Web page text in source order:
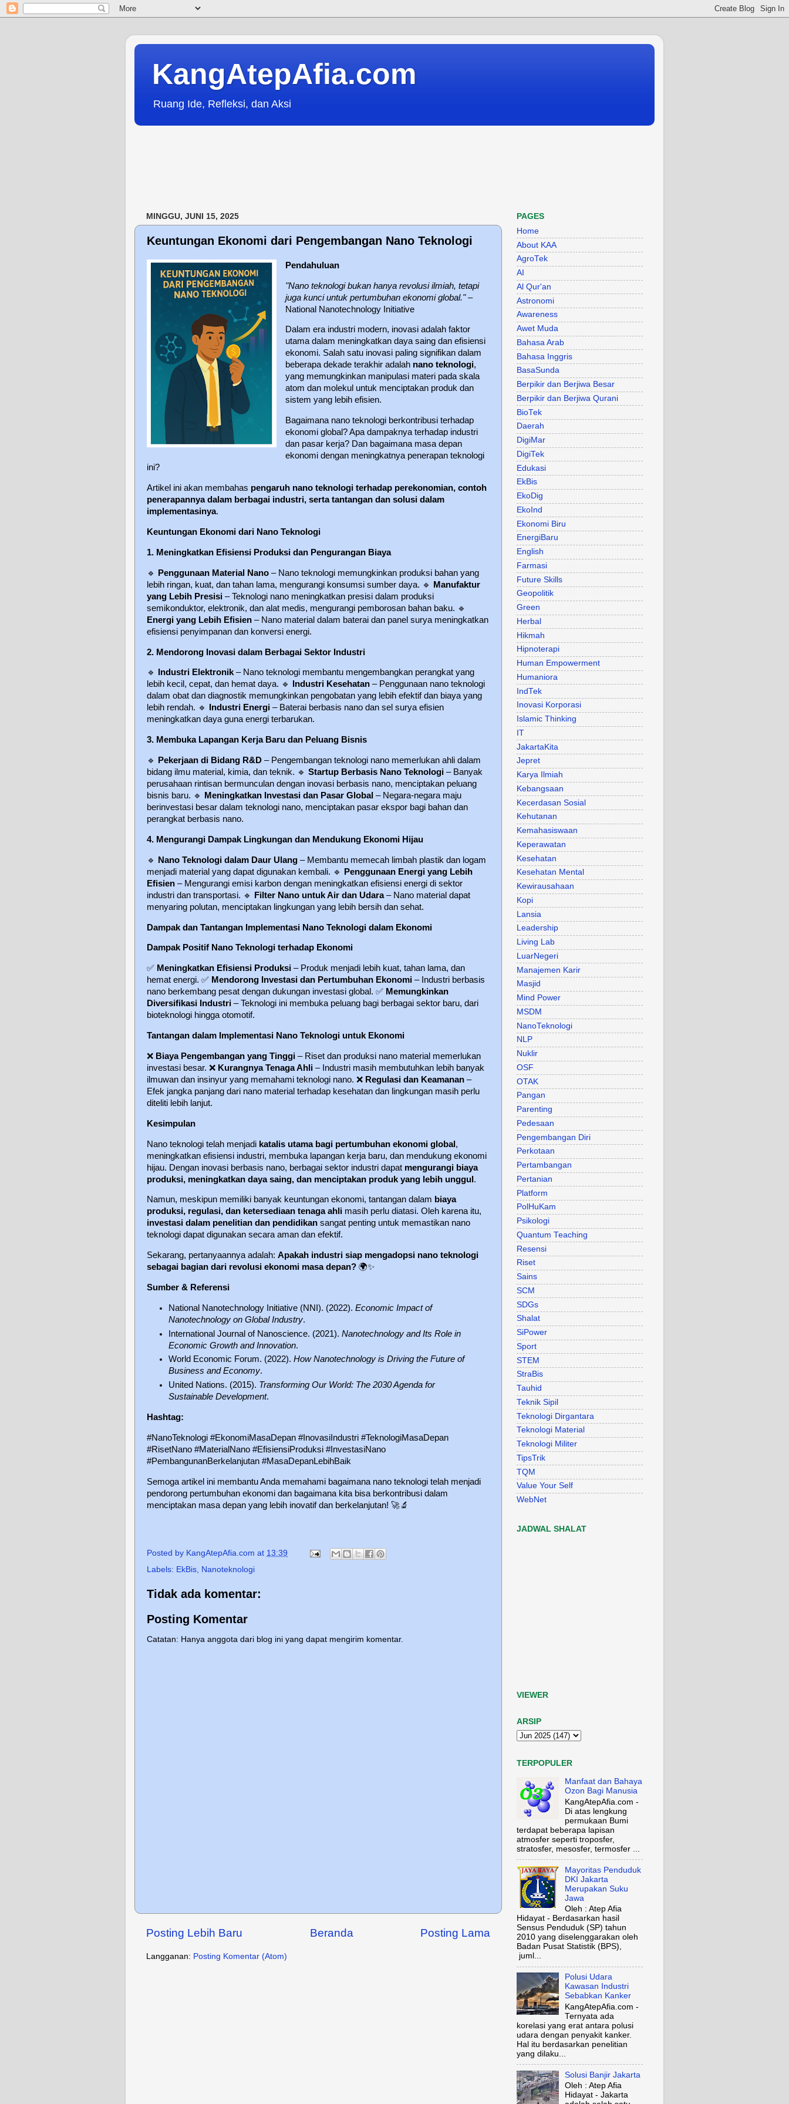
KangAtepAfia.com
Ruang Ide, Refleksi, dan Aksi
MINGGU, JUNI 15, 2025
Keuntungan Ekonomi dari Pengembangan Nano Teknologi
Pendahuluan
"Nano teknologi bukan hanya revolusi ilmiah, tetapi
juga kunci untuk pertumbuhan ekonomi global."–
National Nanotechnology Initiative
Dalam era industri modern, inovasi adalah faktor
utama dalam meningkatkan daya saing dan efisiensi
ekonomi. Salah satu inovasi paling signifikan dalam
beberapa dekade terakhir adalah nano teknologi,
yang memungkinkan manipulasi materi pada skala
atom dan molekul untuk menciptakan produk dan
sistem yang lebih efisien.
Bagaimana nano teknologi berkontribusi terhadap
ekonomi global? Apa dampaknya terhadap industri
dan pasar kerja? Dan bagaimana masa depan
ekonomi dengan meningkatnya penerapan teknologi
ini?
Artikel ini akan membahas pengaruh nano teknologi terhadap perekonomian, contoh
penerapannya dalam berbagai industri, serta tantangan dan solusi dalam
implementasinya.
Keuntungan Ekonomi dari Nano Teknologi
1. Meningkatkan Efisiensi Produksi dan Pengurangan Biaya
🔹 Penggunaan Material Nano – Nano teknologi memungkinkan produksi bahan yang
lebih ringan, kuat, dan tahan lama, mengurangi konsumsi sumber daya. 🔹
Manufaktur
yang Lebih Presisi – Teknologi nano meningkatkan presisi dalam produksi
semikonduktor, elektronik, dan alat medis, mengurangi pemborosan bahan baku. 🔹
Energi yang Lebih Efisien – Nano material dalam baterai dan panel surya meningkatkan
efisiensi penyimpanan dan konversi energi.
2. Mendorong Inovasi dalam Berbagai Sektor Industri
🔹 Industri Elektronik– Nano teknologi membantu mengembangkan perangkat yang
lebih kecil, cepat, dan hemat daya. 🔹 Industri Kesehatan – Penggunaan nano teknologi
dalam obat dan diagnostik memungkinkan pengobatan yang lebih efektif dan biaya yang
lebih rendah. 🔹 Industri Energi – Baterai berbasis nano dan sel surya efisien
meningkatkan daya guna energi terbarukan.
3. Membuka Lapangan Kerja Baru dan Peluang Bisnis
🔹 Pekerjaan di Bidang R&D – Pengembangan teknologi nano memerlukan ahli dalam
bidang ilmu material, kimia, dan teknik. 🔹 Startup Berbasis Nano Teknologi – Banyak
perusahaan rintisan bermunculan dengan inovasi berbasis nano, menciptakan peluang
bisnis baru. 🔹 Meningkatkan Investasi dan Pasar Global – Negara-negara maju
berinvestasi besar dalam teknologi nano, menciptakan pasar ekspor bagi bahan dan
perangkat berbasis nano.
4. Mengurangi Dampak Lingkungan dan Mendukung Ekonomi Hijau
🔹 Nano Teknologi dalam Daur Ulang – Membantu memecah limbah plastik dan logam
menjadi material yang dapat digunakan kembali. 🔹
Penggunaan Energi yang Lebih
Efisien – Mengurangi emisi karbon dengan meningkatkan efisiensi energi di sektor
industri dan transportasi. 🔹 Filter Nano untuk Air dan Udara– Nano material dapat
menyaring polutan, menciptakan lingkungan yang lebih bersih dan sehat.
Dampak dan Tantangan Implementasi Nano Teknologi dalam Ekonomi
Dampak Positif Nano Teknologi terhadap Ekonomi
✅ Meningkatkan Efisiensi Produksi – Produk menjadi lebih kuat, tahan lama, dan
hemat energi. ✅ Mendorong Investasi dan Pertumbuhan Ekonomi – Industri berbasis
nano berkembang pesat dengan dukungan investasi global. ✅ Memungkinkan
Diversifikasi Industri – Teknologi ini membuka peluang bagi berbagai sektor baru, dari
bioteknologi hingga otomotif.
Tantangan dalam Implementasi Nano Teknologi untuk Ekonomi
❌ Biaya Pengembangan yang Tinggi – Riset dan produksi nano material memerlukan
investasi besar. ❌ Kurangnya Tenaga Ahli – Industri masih membutuhkan lebih banyak
ilmuwan dan insinyur yang memahami teknologi nano. ❌ Regulasi dan Keamanan –
Efek jangka panjang dari nano material terhadap kesehatan dan lingkungan masih perlu
diteliti lebih lanjut.
Kesimpulan
Nano teknologi telah menjadi katalis utama bagi pertumbuhan ekonomi global ,
meningkatkan efisiensi industri, membuka lapangan kerja baru, dan mendukung ekonomi
hijau. Dengan inovasi berbasis nano, berbagai sektor industri dapat mengurangi biaya
produksi, meningkatkan daya saing, dan menciptakan produk yang lebih unggul .
Namun, meskipun memiliki banyak keuntungan ekonomi, tantangan dalam biaya
produksi, regulasi, dan ketersediaan tenaga ahli masih perlu diatasi. Oleh karena itu,
investasi dalam penelitian dan pendidikan sangat penting untuk memastikan nano
teknologi dapat digunakan secara aman dan efektif.
Sekarang, pertanyaannya adalah: Apakah industri siap mengadopsi nano teknologi
sebagai bagian dari revolusi ekonomi masa depan? 🌍✨
Sumber & Referensi
National Nanotechnology Initiative (NNI). (2022).Economic Impact of
Nanotechnology on Global Industry.
International Journal of Nanoscience. (2021).Nanotechnology and Its Role in
Economic Growth and Innovation.
World Economic Forum. (2022).How Nanotechnology is Driving the Future of
Business and Economy.
United Nations. (2015). Transforming Our World: The 2030 Agenda for
Sustainable Development.
Hashtag:
#NanoTeknologi #EkonomiMasaDepan #InovasiIndustri #TeknologiMasaDepan
#RisetNano #MaterialNano #EfisiensiProduksi #InvestasiNano
#PembangunanBerkelanjutan #MasaDepanLebihBaik
Semoga artikel ini membantu Anda memahami bagaimana nano teknologi telah menjadi
pendorong pertumbuhan ekonomi dan bagaimana kita bisa berkontribusi dalam
menciptakan masa depan yang lebih inovatif dan berkelanjutan! 🚀🔬
Posted by KangAtepAfia.com at 13:39
Labels: EkBis Nanoteknologi
Tidak ada komentar:
Posting Komentar
Catatan: Hanya anggota dari blog ini yang dapat mengirim komentar.
Posting Lebih Baru Posting Lama
Beranda
Langganan: Posting Komentar (Atom)
PAGES
Home
About KAA
AgroTek
AI
Al Qur'an
Astronomi
Awareness
Awet Muda
Bahasa Arab
Bahasa Inggris
BasaSunda
Berpikir dan Berjiwa Besar
Berpikir dan Berjiwa Qurani
BioTek
Daerah
DigiMar
DigiTek
Edukasi
EkBis
EkoDig
EkoInd
Ekonomi Biru
EnergiBaru
English
Farmasi
Future Skills
Geopolitik
Green
Herbal
Hikmah
Hipnoterapi
Human Empowerment
Humaniora
IndTek
Inovasi Korporasi
Islamic Thinking
IT
JakartaKita
Jepret
Karya Ilmiah
Kebangsaan
Kecerdasan Sosial
Kehutanan
Kemahasiswaan
Keperawatan
Kesehatan
Kesehatan Mental
Kewirausahaan
Kopi
Lansia
Leadership
Living Lab
LuarNegeri
Manajemen Karir
Masjid
Mind Power
MSDM
NanoTeknologi
NLP
Nuklir
OSF
OTAK
Pangan
Parenting
Pedesaan
Pengembangan Diri
Perkotaan
Pertambangan
Pertanian
Platform
PolHuKam
Psikologi
Quantum Teaching
Resensi
Riset
Sains
SCM
SDGs
Shalat
SiPower
Sport
STEM
StraBis
Tauhid
Teknik Sipil
Teknologi Dirgantara
Teknologi Material
Teknologi Militer
TipsTrik
TQM
Value Your Self
WebNet
JADWAL SHALAT
VIEWER
ARSIP
TERPOPULER
Manfaat dan Bahaya
Ozon Bagi Manusia
KangAtepAfia.com -
Di atas lengkung
permukaan Bumi
terdapat beberapa lapisan
atmosfer seperti troposfer,
stratosfer, mesosfer, termosfer ...
Mayoritas Penduduk
DKI Jakarta
Merupakan Suku
Jawa
Oleh : Atep Afia
Hidayat - Berdasarkan hasil
Sensus Penduduk (SP) tahun
2010 yang diselenggarakan oleh
Badan Pusat Statistik (BPS),
juml...
Polusi Udara
Kawasan Industri
Sebabkan Kanker
KangAtepAfia.com -
Ternyata ada
korelasi yang erat antara polusi
udara dengan penyakit kanker.
Hal itu berdasarkan penelitian
yang dilaku...
Solusi Banjir Jakarta
Oleh : Atep Afia
Hidayat - Jakarta